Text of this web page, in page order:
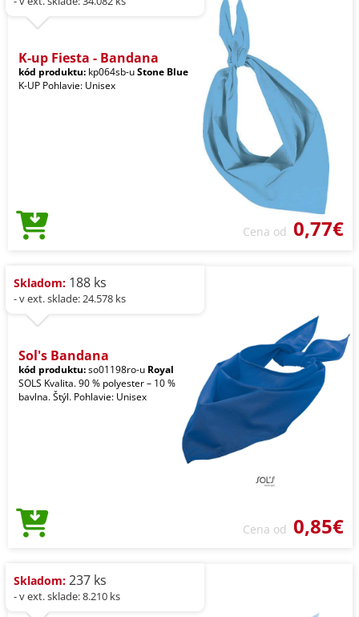
K-up Fiesta - Bandana
kód produktu: kp064sb-uStone Blue
K-UP Pohlavie: Unisex
Cena od 0,77€
Skladom: 188 ks
- v ext. sklade: 24.578 ks
Sol's Bandana
kód produktu:so01198ro-u Royal
SOLS Kvalita. 90 % polyester – 10 %
bavlna. Štýl. Pohlavie: Unisex
Cena od 0,85€
Skladom: 237 ks
- v ext. sklade: 8.210 ks